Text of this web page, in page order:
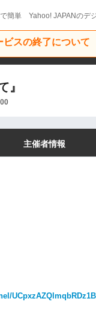
簡単 Yahoo! JAPANのデ
ビスの終了について
』
主催者情報